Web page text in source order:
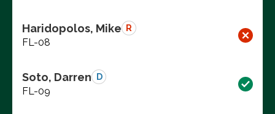
Haridopolos, Mike R
FL-08
Soto, Darren D
FL-09